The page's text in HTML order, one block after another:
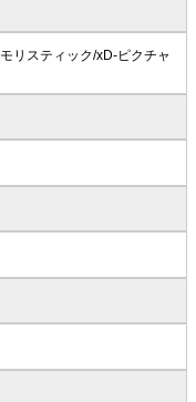
リスティック/xD-ピクチャ